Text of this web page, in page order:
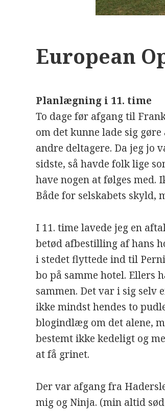
European
Planlægning i 11. time
To dage før afgang til
om det kunne lade sig
andre deltagere. Da jeg jo
sidste, så havde folk lige
have nogen at følges med.
Både for selskabets skyld,
I 11. time lavede jeg en
betød afbestilling af hans
i stedet flyttede ind til
bo på samme hotel.
sammen. Det var i sig selv
ikke mindst hendes to
blogindlæg om det alene,
bestemt ikke kedeligt og
at få grinet.
Der var afgang fra
mig og Ninja. (min altid